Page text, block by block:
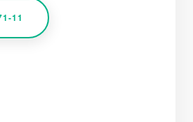
11
по адресу: г. Раменское,
11